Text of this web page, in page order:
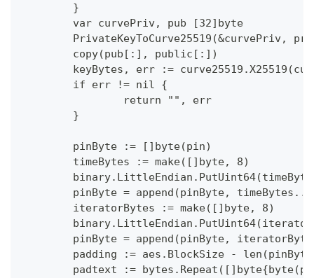
	}
	var curvePriv, pub [32]byte
PrivateKeyToCurve25519(&curvePriv,
	copy(pub[:], public[:])
keyBytes, err :=
	if err != nil {
		return "", err
	}
	pinByte := []byte(pin)
	timeBytes := make([]byte, 8)
pinByte = append(pinByte,
	iteratorBytes := make([]byte, 8)
pinByte = append(pinByte,
padding := aes.BlockSize -
padtext :=